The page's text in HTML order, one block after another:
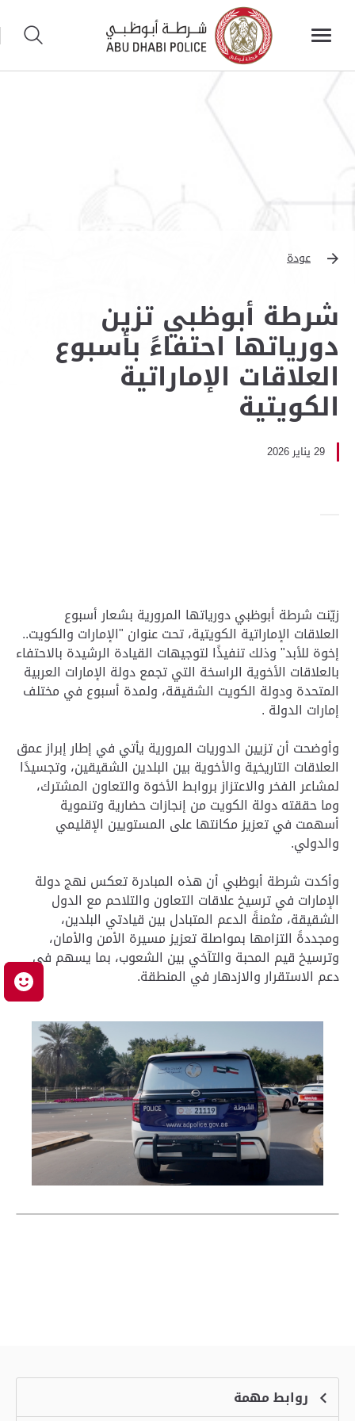
عودة
شرطة أبوظبي تزين
دورياتها احتفاءً بأسبوع
العلاقات الإماراتية
الكويتية
29 يناير 2026
زيّنت شرطة أبوظبي دورياتها المرورية بشعار أسبوع
العلاقات الإماراتية الكويتية، تحت عنوان "الإمارات والكويت..
إخوة للأبد" وذلك تنفيذًا لتوجيهات القيادة الرشيدة بالاحتفاء
بالعلاقات الأخوية الراسخة التي تجمع دولة الإمارات العربية
المتحدة ودولة الكويت الشقيقة، ولمدة أسبوع في مختلف
إمارات الدولة .
وأوضحت أن تزيين الدوريات المرورية يأتي في إطار إبراز عمق
العلاقات التاريخية والأخوية بين البلدين الشقيقين، وتجسيدًا
لمشاعر الفخر والاعتزاز بروابط الأخوة والتعاون المشترك،
وما حققته دولة الكويت من إنجازات حضارية وتنموية
أسهمت في تعزيز مكانتها على المستويين الإقليمي
والدولي.
وأكدت شرطة أبوظبي أن هذه المبادرة تعكس نهج دولة
الإمارات في ترسيخ علاقات التعاون والتلاحم مع الدول
الشقيقة، مثمنةً الدعم المتبادل بين قيادتي البلدين،
ومجددةً التزامها بمواصلة تعزيز مسيرة الأمن والأمان،
وترسيخ قيم المحبة والتآخي بين الشعوب، بما يسهم في
دعم الاستقرار والازدهار في المنطقة.
روابط مهمة